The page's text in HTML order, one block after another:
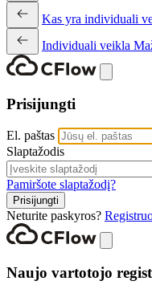
Kas yra individuali
Individuali veikla
Prisijungti
El. paštas
Slaptažodis
Pamiršote slaptažodį?
Prisijungti
Neturite paskyros?
Naujo vartotojo